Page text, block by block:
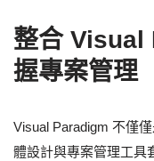
整合 Visual
握專案管理
Visual Paradigm 不僅
體設計與專案管理工具